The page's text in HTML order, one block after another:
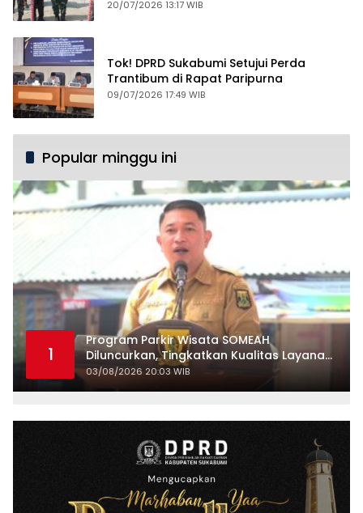
20/07/2026 13:17 WIB
Tok! DPRD Sukabumi Setujui Perda
Trantibum di Rapat Paripurna
09/07/2026 17:49 WIB
Popular minggu ini
1
Program Parkir Wisata SOMEAH
Diluncurkan, Tingkatkan Kualitas Layanan
Kepariwisataan
03/08/2026 20:03 WIB